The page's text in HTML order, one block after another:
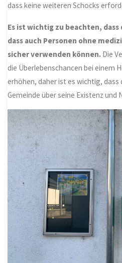
dass keine weiteren Schocks
Es ist wichtig zu beachten, dass
dass auch Personen ohne
sicher verwenden können. Die
die Überlebenschancen bei einem
erhöhen, daher ist es wichtig, dass
Gemeinde über seine Existenz